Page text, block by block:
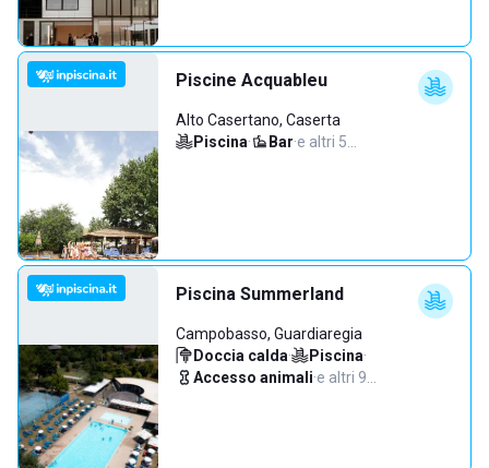
Piscine Acquableu
Alto Casertano, Caserta
Piscina· Bar·e altri 5…
Piscina Summerland
Campobasso, Guardiaregia
Doccia calda· Piscina·
Accesso animali·e altri 9…